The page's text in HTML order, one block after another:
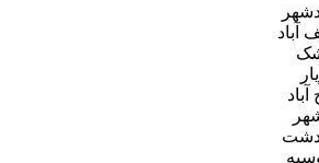
آباد